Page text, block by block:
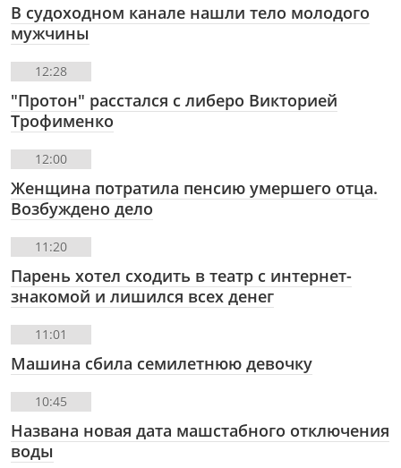
В судоходном канале нашли тело молодого
мужчины
12:28
"Протон" расстался с либеро Викторией
Трофименко
12:00
Женщина потратила пенсию умершего отца.
Возбуждено дело
11:20
Парень хотел сходить в театр с интернет-
знакомой и лишился всех денег
11:01
Машина сбила семилетнюю девочку
10:45
Названа новая дата машстабного отключения
воды